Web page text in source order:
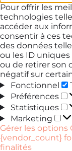
Pour offrir les
technologies
accéder aux
consentir à ces
des données
ou les ID
ou de retirer son
négatif sur
Fonctionnel
Préférences
Statistiques
Marketing
Gérer les options
{vendor_count}
finalités